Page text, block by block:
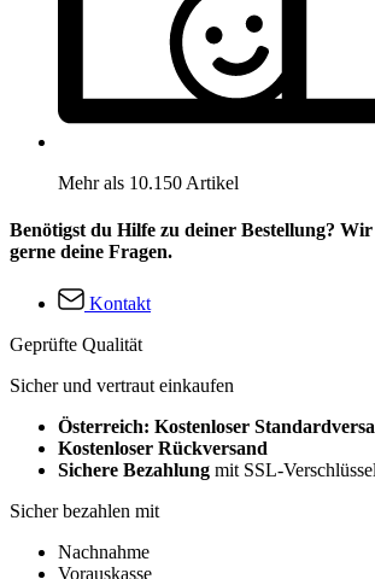
Mehr als 10.150 Artikel
Benötigst du Hilfe zu deiner Bestellung?
gerne deine Fragen.
Kontakt
Geprüfte Qualität
Sicher und vertraut einkaufen
Österreich: Kostenloser
Kostenloser Rückversand
Sichere Bezahlung mit SSL-
Sicher bezahlen mit
Nachnahme
Vorauskasse